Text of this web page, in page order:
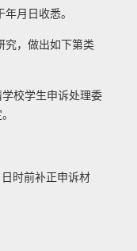
年月 日收悉。
究，做出如下第类
校学生申诉处理委
日 时前补正申诉材